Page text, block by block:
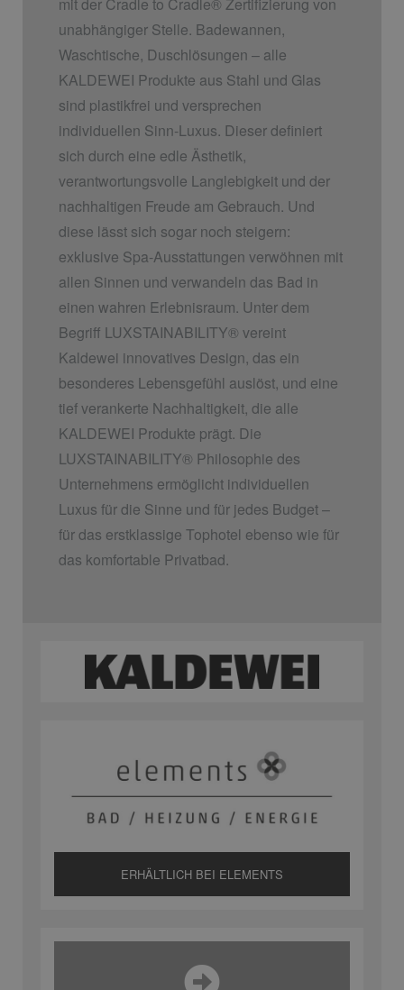
unabhängiger Stelle. Badewannen,
Waschtische, Duschlösungen – alle
KALDEWEI Produkte aus Stahl und Glas
sind plastikfrei und versprechen
individuellen Sinn-Luxus. Dieser definiert
sich durch eine edle Ästhetik,
verantwortungsvolle Langlebigkeit und der
nachhaltigen Freude am Gebrauch. Und
diese lässt sich sogar noch steigern:
exklusive Spa-Ausstattungen verwöhnen mit
allen Sinnen und verwandeln das Bad in
einen wahren Erlebnisraum. Unter dem
Begriff LUXSTAINABILITY® vereint
Kaldewei innovatives Design, das ein
besonderes Lebensgefühl auslöst, und eine
tief verankerte Nachhaltigkeit, die alle
KALDEWEI Produkte prägt. Die
LUXSTAINABILITY® Philosophie des
Unternehmens ermöglicht individuellen
Luxus für die Sinne und für jedes Budget –
für das erstklassige Tophotel ebenso wie für
das komfortable Privatbad.
ERHÄLTLICH BEI ELEMENTS